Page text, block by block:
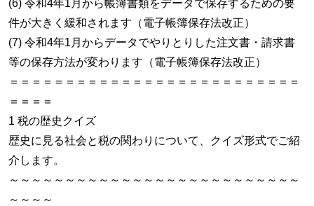
(6) 令和4年1月から帳簿書類をデータで保存するための要
件が大きく緩和されます（電子帳簿保存法改正）
(7) 令和4年1月からデータでやりとりした注文書・請求書
等の保存方法が変わります（電子帳簿保存法改正）
＝＝＝＝＝＝＝＝＝＝＝＝＝＝＝＝＝＝＝＝＝＝＝＝＝＝
＝＝＝＝
1 税の歴史クイズ
歴史に見る社会と税の関わりについて、クイズ形式でご紹
介します。
～～～～～～～～～～～～～～～～～～～～～～～～～～
～～～～